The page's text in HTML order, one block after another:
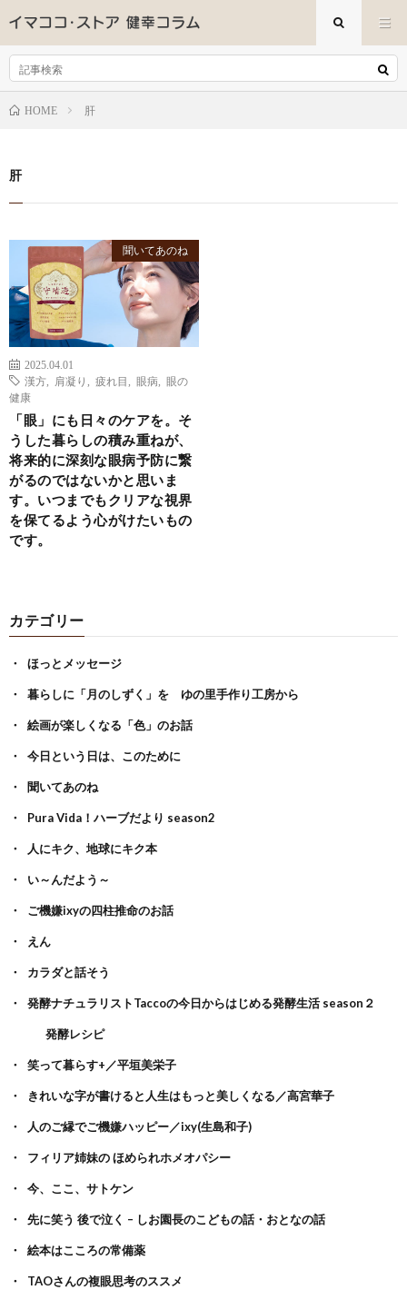
HOME 肝
肝
聞いてあのね
2025.04.01
漢方
肩凝り 疲れ目 眼病
眼の
健康
「眼」にも日々のケアを。そ
うした暮らしの積み重ねが、
将来的に深刻な眼病予防に繋
がるのではないかと思いま
す。いつまでもクリアな視界
を保てるよう心がけたいもの
です。
カテゴリー
ほっとメッセージ
暮らしに「月のしずく」を ゆの里手作り工房から
絵画が楽しくなる「色」のお話
今日という日は、このために
聞いてあのね
Pura Vida！ハーブだより season2
人にキク、地球にキク本
い～んだよう～
ご機嫌ixyの四柱推命のお話
えん
カラダと話そう
発酵ナチュラリストTaccoの今日からはじめる発酵生活 season２
発酵レシピ
笑って暮らす+／平垣美栄子
きれいな字が書けると人生はもっと美しくなる／高宮華子
人のご縁でご機嫌ハッピー／ixy(生島和子)
フィリア姉妹の ほめられホメオパシー
今、ここ、サトケン
先に笑う 後で泣く – しお園長のこどもの話・おとなの話
絵本はこころの常備薬
TAOさんの複眼思考のススメ